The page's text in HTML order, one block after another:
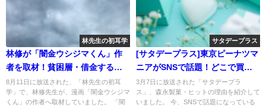
林先生の初耳学
林修が「闇金ウシジマくん」作
者を取材！貧困層・借金する人
の特徴
8月11日に放送された、「林先生の初耳
学」で、林修先生が、漫画「闇金ウシジマ
くん」の作者へ取材していました。 「闇
サタデープラス
[サタデープラス]東京ピーナツマ
ニアがSNSで話題！どこで買え
る？
3月7日に放送された「サタデープラ
ス」、森永製菓・ヒットの理由を紹介して
いました。 今、SNSで話題になっている